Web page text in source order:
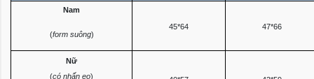
Nam
45*64
47*66
(form suông)
Nữ
(có nhấn eo)